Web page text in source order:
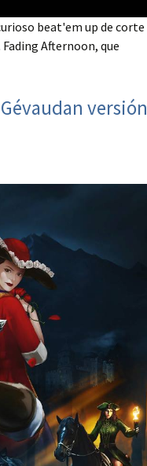
beat'em up de corte
Afternoon, que
versión